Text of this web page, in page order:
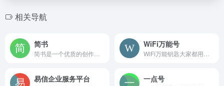
相关导航
简书 WiFi万能号
易信企业服务平台 一点号